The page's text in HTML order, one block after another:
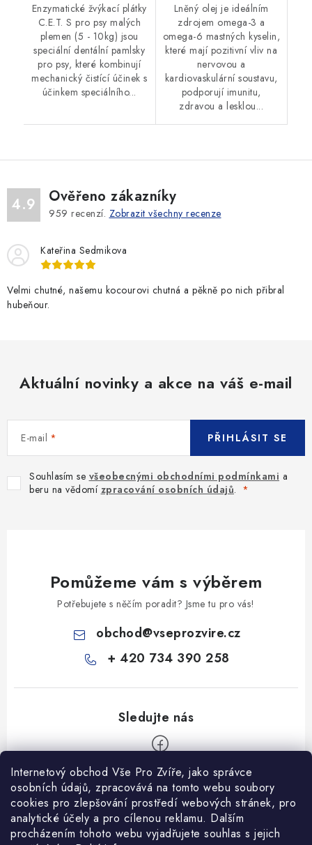
Internetový obchod Vše Pro Zvíře, jako správce
osobních údajů, zpracovává na tomto webu soubory
cookies pro zlepšování prostředí webových stránek, pro
analytické účely a pro cílenou reklamu. Dalším
procházením tohoto webu vyjadřujete souhlas s jejich
Enzymatické žvýkací plátky
C.E.T. S pro psy malých
plemen (5 - 10kg) jsou
speciální dentální pamlsky
pro psy, které kombinují
mechanický čistící účinek s
účinkem speciálního...
Lněný olej je ideálním
zdrojem omega-3 a
omega-6 mastných kyselin,
které mají pozitivní vliv na
nervovou a
kardiovaskulární soustavu,
podporují imunitu,
zdravou a lesklou...
4.9 Ověřeno zákazníky
959 recenzí. Zobrazit všechny recenze
Kateřina Sedmikova
Velmi chutné, našemu kocourovi chutná a pěkně po nich přibral
hubeňour.
Aktuální novinky a akce na váš e-mail
E-mail
Souhlasím se všeobecnými obchodními podmínkami a
beru na vědomí zpracování osobních údajů.
PŘIHLÁSIT SE
Pomůžeme vám s výběrem
Potřebujete s něčím poradit? Jsme tu pro vás!
obchod@vseprozvire.cz
+ 420 734 390 258
Informace pro Vás